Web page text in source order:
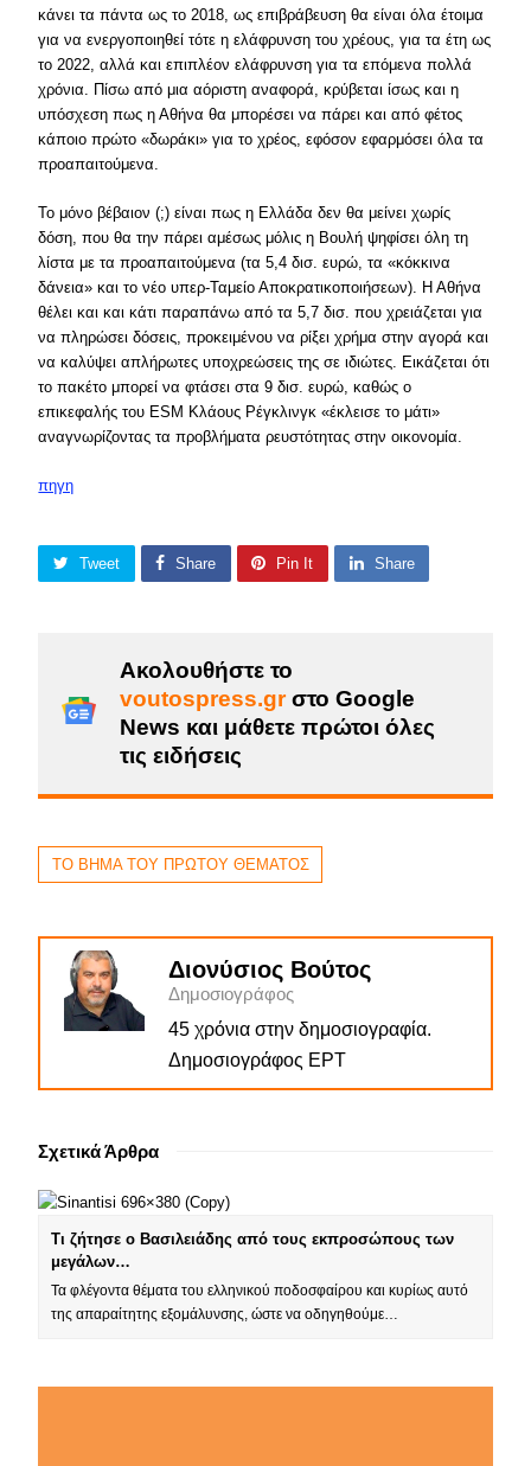
κάνει τα πάντα ως το 2018, ως επιβράβευση θα είναι όλα έτοιμα
για να ενεργοποιηθεί τότε η ελάφρυνση του χρέους, για τα έτη ως
το 2022, αλλά και επιπλέον ελάφρυνση για τα επόμενα πολλά
χρόνια. Πίσω από μια αόριστη αναφορά, κρύβεται ίσως και η
υπόσχεση πως η Αθήνα θα μπορέσει να πάρει και από φέτος
κάποιο πρώτο «δωράκι» για το χρέος, εφόσον εφαρμόσει όλα τα
προαπαιτούμενα.
Το μόνο βέβαιον (;) είναι πως η Ελλάδα δεν θα μείνει χωρίς
δόση, που θα την πάρει αμέσως μόλις η Βουλή ψηφίσει όλη τη
λίστα με τα προαπαιτούμενα (τα 5,4 δισ. ευρώ, τα «κόκκινα
δάνεια» και το νέο υπερ-Ταμείο Αποκρατικοποιήσεων). Η Αθήνα
θέλει και και κάτι παραπάνω από τα 5,7 δισ. που χρειάζεται για
να πληρώσει δόσεις, προκειμένου να ρίξει χρήμα στην αγορά και
να καλύψει απλήρωτες υποχρεώσεις της σε ιδιώτες. Εικάζεται ότι
το πακέτο μπορεί να φτάσει στα 9 δισ. ευρώ, καθώς ο
επικεφαλής του ESM Κλάους Ρέγκλινγκ «έκλεισε το μάτι»
αναγνωρίζοντας τα προβλήματα ρευστότητας στην οικονομία.
πηγη
Tweet Share Pin It Share
Ακολουθήστε το
voutospress.grστο Google
News και μάθετε πρώτοι όλες
τις ειδήσεις
ΤΟ ΒΗΜΑ ΤΟΥ ΠΡΩΤΟΥ ΘΕΜΑΤΟΣ
Διονύσιος Βούτος
Δημοσιογράφος
45 χρόνια στην δημοσιογραφία.
Δημοσιογράφος ΕΡΤ
Σχετικά Άρθρα
Τι ζήτησε ο Βασιλειάδης από τους εκπροσώπους των
μεγάλων…
Τα φλέγοντα θέματα του ελληνικού ποδοσφαίρου και κυρίως αυτό
της απαραίτητης εξομάλυνσης, ώστε να οδηγηθούμε…